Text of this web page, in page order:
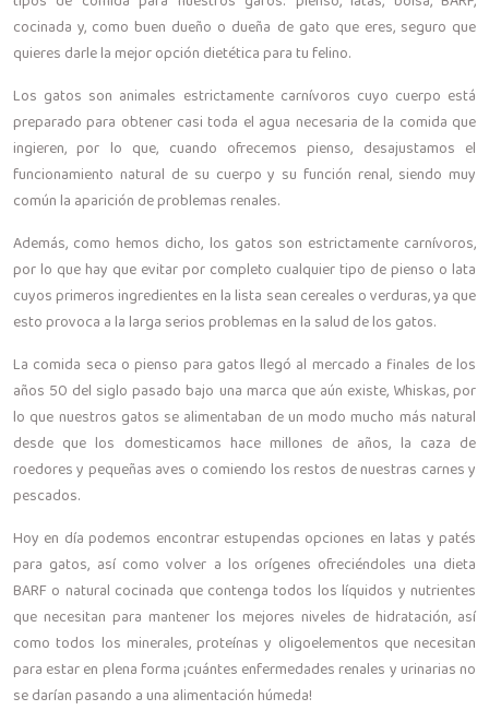
cocinada y, como buen dueño o dueña de gato que eres, seguro que
quieres darle la mejor opción dietética para tu felino.
Los gatos son animales estrictamente carnívoros cuyo cuerpo está
preparado para obtener casi toda el agua necesaria de la comida que
ingieren, por lo que, cuando ofrecemos pienso, desajustamos el
funcionamiento natural de su cuerpo y su función renal, siendo muy
común la aparición de problemas renales.
Además, como hemos dicho, los gatos son estrictamente carnívoros,
por lo que hay que evitar por completo cualquier tipo de pienso o lata
cuyos primeros ingredientes en la lista sean cereales o verduras, ya que
esto provoca a la larga serios problemas en la salud de los gatos.
La comida seca o pienso para gatos llegó al mercado a finales de los
años 50 del siglo pasado bajo una marca que aún existe, Whiskas, por
lo que nuestros gatos se alimentaban de un modo mucho más natural
desde que los domesticamos hace millones de años, la caza de
roedores y pequeñas aves o comiendo los restos de nuestras carnes y
pescados.
Hoy en día podemos encontrar estupendas opciones en latas y patés
para gatos, así como volver a los orígenes ofreciéndoles una dieta
BARF o natural cocinada que contenga todos los líquidos y nutrientes
que necesitan para mantener los mejores niveles de hidratación, así
como todos los minerales, proteínas y oligoelementos que necesitan
para estar en plena forma ¡cuántes enfermedades renales y urinarias no
se darían pasando a una alimentación húmeda!